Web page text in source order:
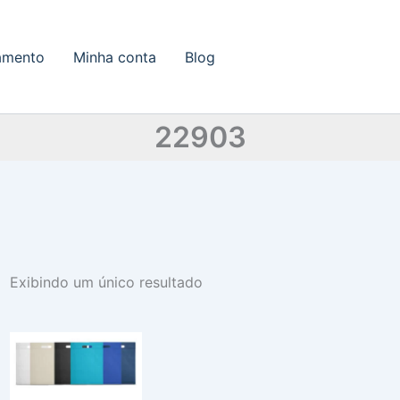
Minha conta Blog
22903
Exibindo um único resultado